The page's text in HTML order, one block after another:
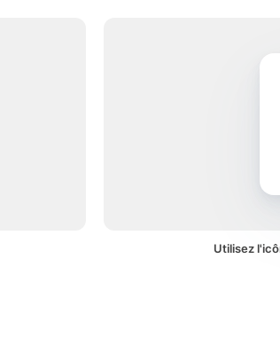
Utilisez